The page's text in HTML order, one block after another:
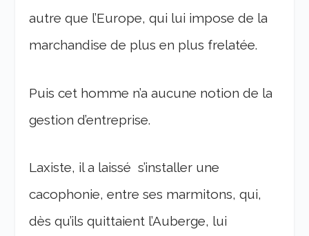
autre que l’Europe, qui lui impose de la
marchandise de plus en plus frelatée.
Puis cet homme n’a aucune notion de la
gestion d’entreprise.
Laxiste, il a laissé s’installer une
cacophonie, entre ses marmitons, qui,
dès qu’ils quittaient l’Auberge, lui